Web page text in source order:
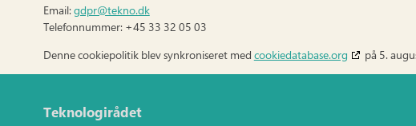
Email: gdpr@tekno.dk
Telefonnummer: +45 33 32 05 03
Denne cookiepolitik blev synkroniseret med cookiedatabase.org på 5.
Teknologirådet